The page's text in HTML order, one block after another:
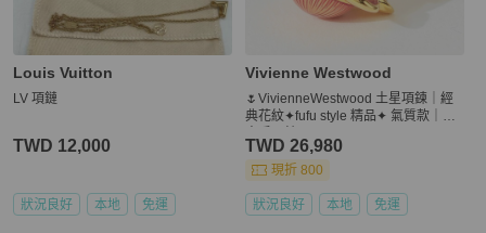
Louis Vuitton
LV 項鏈
TWD 12,000
狀況良好 本地 免運
Vivienne Westwood
🌷VivienneWestwood 土星項鍊｜經
典花紋✦fufu style 精品✦ 氣質款｜西
TWD 26,980
現折 800
狀況良好 本地 免運